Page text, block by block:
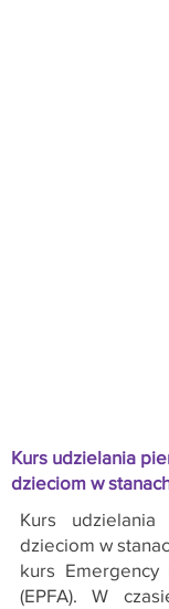
Kurs udzielania
dzieciom w
Kurs
dzieciom w
kurs Emergency
(EPFA). W